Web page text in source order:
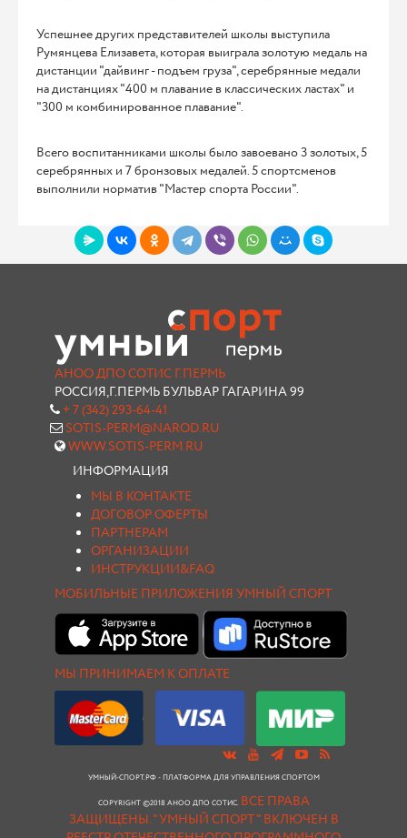
Успешнее других представителей школы выступила
Румянцева Елизавета, которая выиграла золотую медаль на
дистанции "дайвинг - подъем груза", серебрянные медали
на дистанциях "400 м плавание в классических ластах" и
"300 м комбинированное плавание".
Всего воспитанниками школы было завоевано 3 золотых, 5
серебрянных и 7 бронзовых медалей. 5 спортсменов
выполнили норматив "Мастер спорта России".
АНОО ДПО СОТИС Г.ПЕРМЬ
РОССИЯ,Г.ПЕРМЬ БУЛЬВАР ГАГАРИНА 99
+ 7 (342) 293-64-41
SOTIS-PERM@NAROD.RU
WWW.SOTIS-PERM.RU
ИНФОРМАЦИЯ
МЫ В КОНТАКТЕ
ДОГОВОР ОФЕРТЫ
ПАРТНЕРАМ
ОРГАНИЗАЦИИ
ИНСТРУКЦИИ&FAQ
МОБИЛЬНЫЕ ПРИЛОЖЕНИЯ УМНЫЙ СПОРТ
МЫ ПРИНИМАЕМ К ОПЛАТЕ
УМНЫЙ-СПОРТ.РФ - ПЛАТФОРМА ДЛЯ УПРАВЛЕНИЯ СПОРТОМ
COPYRIGHT ©2018 АНОО ДПО СОТИС. ВСЕ ПРАВА
ЗАЩИЩЕНЫ."УМНЫЙ СПОРТ " ВКЛЮЧЕН В